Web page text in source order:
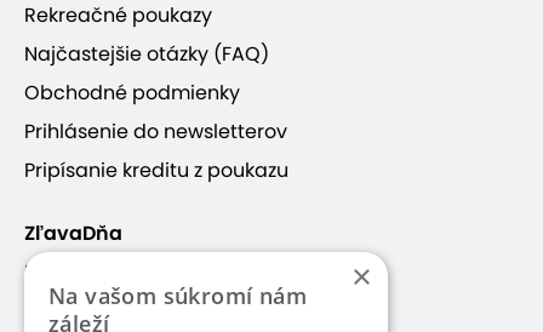
Rekreačné poukazy
Najčastejšie otázky (FAQ)
Obchodné podmienky
Prihlásenie do newsletterov
Pripísanie kreditu z poukazu
ZľavaDňa
Náš príbeh
Kontakt
×
Na vašom súkromí nám
záleží